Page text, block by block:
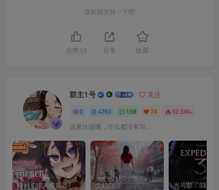
喜欢就支持一下吧
点赞 13 分享 收藏
群主1号 关注
0 4263 159 74 52.5W+
这家伙很懒，什么都没有写...
螺丝式插入模拟器TMA02 少妇白洁